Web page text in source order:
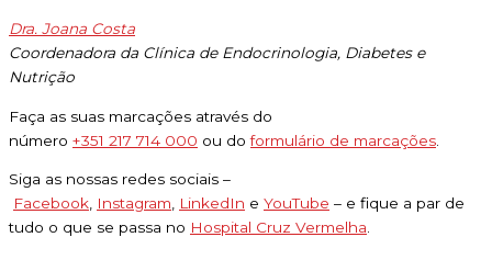
Dra. Joana Costa
Coordenadora da Clínica de Endocrinologia, Diabetes e
Nutrição
Faça as suas marcações através do
número +351 217 714 000 ou doformulário de marcações
Siga as nossas redes sociais –
Facebook, Instagram, LinkedIn e YouTube – e fique a par de
tudo o que se passa no Hospital Cruz Vermelha.